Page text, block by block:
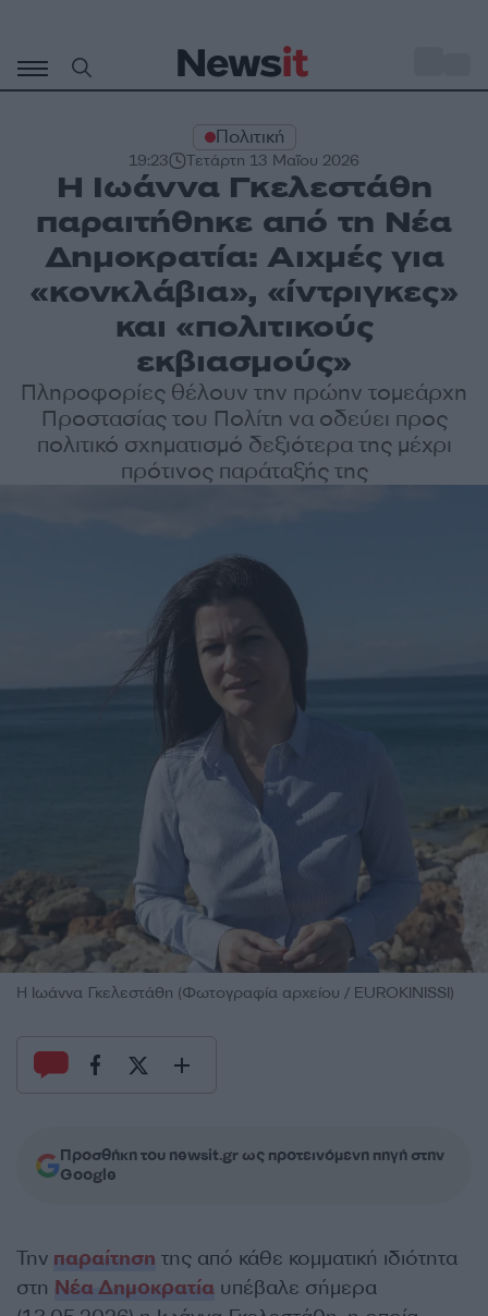
περιεχόμενο
Πολιτική
19:23 Τετάρτη 13 Μαΐου 2026
Η Ιωάννα Γκελεστάθη
παραιτήθηκε από τη Νέα
Δημοκρατία: Αιχμές για
«κονκλάβια», «ίντριγκες»
και «πολιτικούς
εκβιασμούς»
Πληροφορίες θέλουν την πρώην τομεάρχη
Προστασίας του Πολίτη να οδεύει προς
πολιτικό σχηματισμό δεξιότερα της μέχρι
πρότινος παράταξής της
Η Ιωάννα Γκελεστάθη (Φωτογραφία αρχείου / EUROKINISSI)
Προσθήκη του newsit.gr ως προτεινόμενη πηγή στην
Google
Την παραίτηση της από κάθε κομματική ιδιότητα
στη Νέα Δημοκρατία υπέβαλε σήμερα